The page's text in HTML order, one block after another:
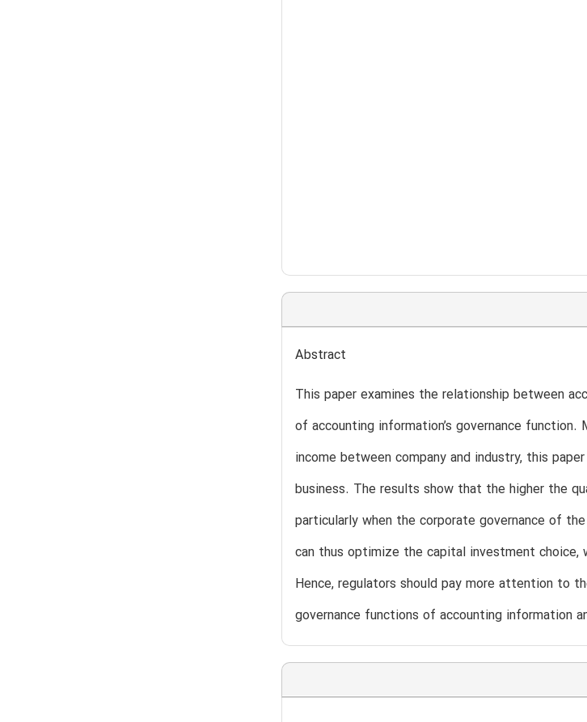
Abstract
This paper examines the relationship between
of accounting information’s governance
income between company and industry, this
business. The results show that the higher the
particularly when the corporate governance of
can thus optimize the capital investment choice,
Hence, regulators should pay more attention to
governance functions of accounting information